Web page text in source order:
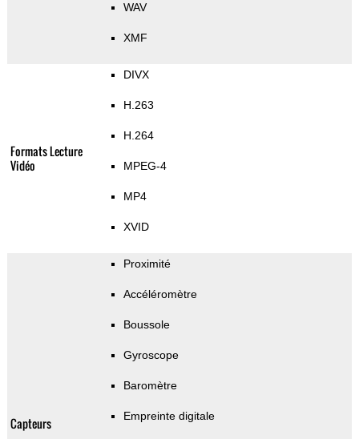
WAV
XMF
Formats Lecture
Vidéo
DIVX
H.263
H.264
MPEG-4
MP4
XVID
Capteurs
Proximité
Accéléromètre
Boussole
Gyroscope
Baromètre
Empreinte digitale